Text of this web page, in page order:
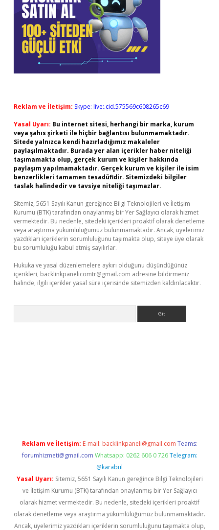
Reklam ve İletişim: Skype: live:.cid.575569c608265c69
Yasal Uyarı: Bu internet sitesi, herhangi bir marka, kurum
veya şahıs şirketi ile hiçbir bağlantısı bulunmamaktadır.
Sitede yalnızca kendi hazırladığımız makaleler
paylaşılmaktadır. Burada yer alan içerikler haber niteliği
taşımamakta olup, gerçek kurum ve kişiler hakkında
paylaşım yapılmamaktadır. Gerçek kurum ve kişiler ile isim
benzerlikleri tamamen tesadüfidir. Sitemizdeki bilgiler
taslak halindedir ve tavsiye niteliği taşımazlar.
Sitemiz, 5651 Sayılı Kanun gereğince Bilgi Teknolojileri ve İletişim
Kurumu (BTK) tarafından onaylanmış bir Yer Sağlayıcı olarak hizmet
vermektedir. Bu nedenle, sitedeki içerikleri proaktif olarak denetleme
veya araştırma yükümlülüğümüz bulunmamaktadır. Ancak, üyelerimiz
yazdıkları içeriklerin sorumluluğunu taşımakta olup, siteye üye olarak
bu sorumluluğu kabul etmiş sayılırlar.
Hukuka ve yasal düzenlemelere aykırı olduğunu düşündüğünüz
içerikleri, backlinkpanelicomtr@gmail.com adresine bildirmeniz
halinde, ilgili içerikler yasal süre içerisinde sitemizden kaldırılacaktır.
Reklam ve İletişim: E-mail: backlinkpaneli@gmail.com Teams:
forumhizmeti@gmail.com Whatsapp: 0262 606 0 726 Telegram:
@karabul
Yasal Uyarı: Sitemiz, 5651 Sayılı Kanun gereğince Bilgi Teknolojileri
ve İletişim Kurumu (BTK) tarafından onaylanmış bir Yer Sağlayıcı
olarak hizmet vermektedir. Bu nedenle, sitedeki içerikleri proaktif
olarak denetleme veya araştırma yükümlülüğümüz bulunmamaktadır.
Ancak, üyelerimiz yazdıkları içeriklerin sorumluluğunu taşımakta olup,